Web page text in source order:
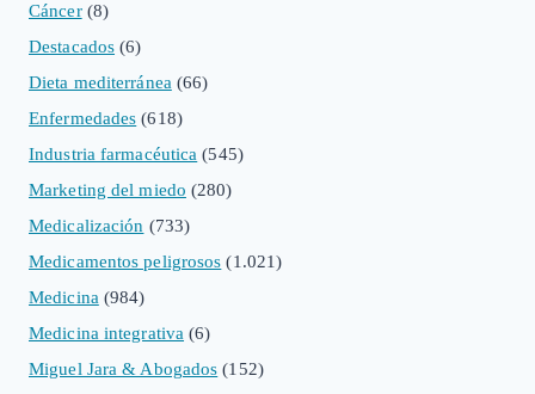
Cáncer(8)
Destacados (6)
Dieta mediterránea (66)
Enfermedades (618)
Industria farmacéutica (545)
Marketing del miedo (280)
Medicalización (733)
Medicamentos peligrosos (1.021)
Medicina (984)
Medicina integrativa (6)
Miguel Jara & Abogados (152)